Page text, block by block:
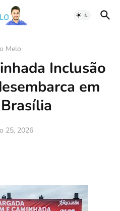
Melo
Inclusão
em
25, 2026